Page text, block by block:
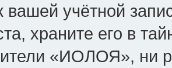
вашей учётной
храните его в
«ИОЛОЯ», ни